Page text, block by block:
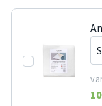
10